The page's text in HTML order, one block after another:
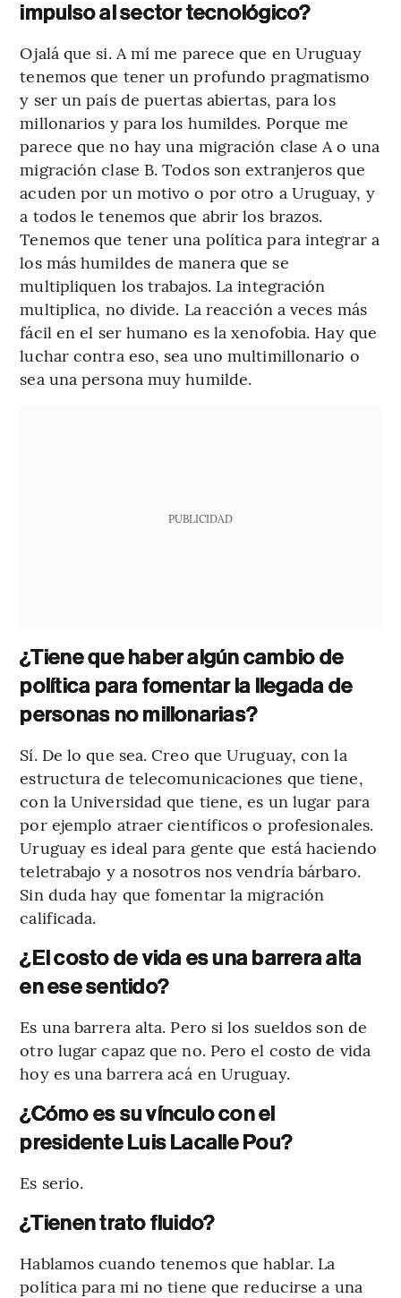
impulso al sector tecnológico?
Ojalá que si. A mí me parece que en Uruguay
tenemos que tener un profundo pragmatismo
y ser un país de puertas abiertas, para los
millonarios y para los humildes. Porque me
parece que no hay una migración clase A o una
migración clase B. Todos son extranjeros que
acuden por un motivo o por otro a Uruguay, y
a todos le tenemos que abrir los brazos.
Tenemos que tener una política para integrar a
los más humildes de manera que se
multipliquen los trabajos. La integración
multiplica, no divide. La reacción a veces más
fácil en el ser humano es la xenofobia. Hay que
luchar contra eso, sea uno multimillonario o
sea una persona muy humilde.
PUBLICIDAD
¿Tiene que haber algún cambio de
política para fomentar la llegada de
personas no millonarias?
Sí. De lo que sea. Creo que Uruguay, con la
estructura de telecomunicaciones que tiene,
con la Universidad que tiene, es un lugar para
por ejemplo atraer científicos o profesionales.
Uruguay es ideal para gente que está haciendo
teletrabajo y a nosotros nos vendría bárbaro.
Sin duda hay que fomentar la migración
calificada.
¿El costo de vida es una barrera alta
en ese sentido?
Es una barrera alta. Pero si los sueldos son de
otro lugar capaz que no. Pero el costo de vida
hoy es una barrera acá en Uruguay.
¿Cómo es su vínculo con el
presidente Luis Lacalle Pou?
Es serio.
¿Tienen trato fluido?
Hablamos cuando tenemos que hablar. La
política para mi no tiene que reducirse a una